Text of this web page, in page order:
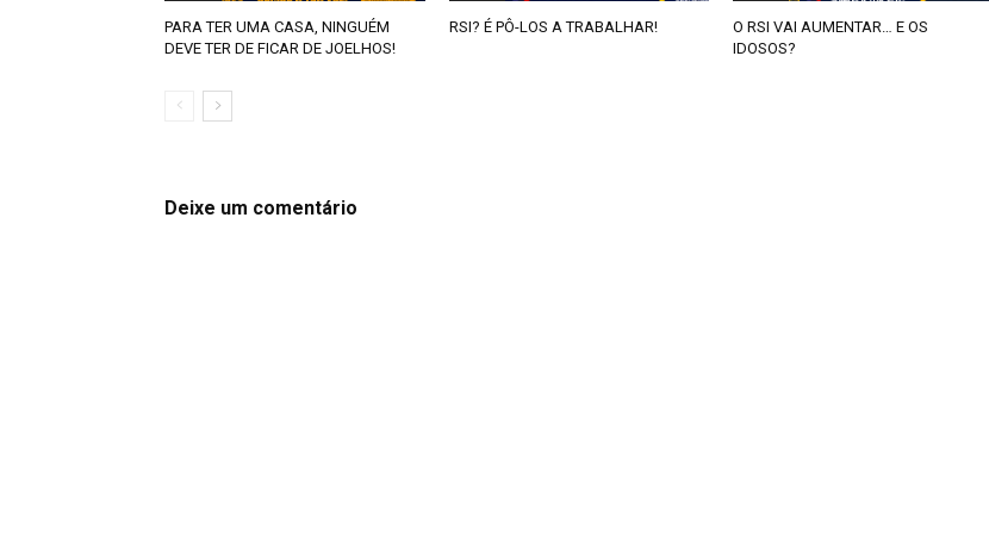
PARA TER UMA CASA, NINGUÉM
DEVE TER DE FICAR DE JOELHOS!
RSI? É PÔ-LOS A TRABALHAR!
O RSI VAI AUMENTAR… E OS
IDOSOS?
Deixe um comentário